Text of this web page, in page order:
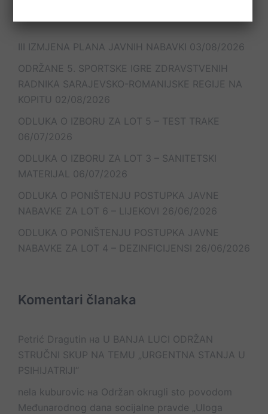
III IZMJENA PLANA JAVNIH NABAVKI 03/08/2026
ODRŽANE 5. SPORTSKE IGRE ZDRAVSTVENIH
RADNIKA SARAJEVSKO-ROMANIJSKE REGIJE NA
KOPITU 02/08/2026
ODLUKA O IZBORU ZA LOT 5 – TEST TRAKE
06/07/2026
ODLUKA O IZBORU ZA LOT 3 – SANITETSKI
MATERIJAL 06/07/2026
ODLUKA O PONIŠTENJU POSTUPKA JAVNE
NABAVKE ZA LOT 6 – LIJEKOVI 26/06/2026
ODLUKA O PONIŠTENJU POSTUPKA JAVNE
NABAVKE ZA LOT 4 – DEZINFICIJENSI 26/06/2026
Komentari članaka
Petrić Dragutin на U BANJA LUCI ODRŽAN
STRUČNI SKUP NA TEMU „URGENTNA STANJA U
PSIHIJATRIJI“
nela kuburovic на Održan okrugli sto povodom
Međunarodnog dana socijalne pravde „Uloga